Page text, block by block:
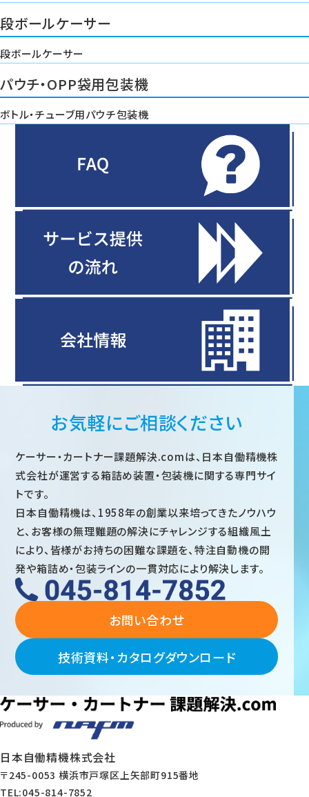
段ボールケーサー
段ボールケーサー
パウチ・OPP袋用包装機
ボトル・チューブ用パウチ包装機
お気軽にご相談ください
ケーサー・カートナー課題解決.comは、日本自働精機株
式会社が運営する箱詰め装置・包装機に関する専門サイ
トです。
日本自働精機は、1958年の創業以来培ってきたノウハウ
と、お客様の無理難題の解決にチャレンジする組織風土
により、皆様がお持ちの困難な課題を、特注自動機の開
発や箱詰め・包装ラインの一貫対応により解決します。
お問い合わせ
技術資料・カタログダウンロード
日本自働精機株式会社
〒245-0053 横浜市戸塚区上矢部町915番地
TEL:045-814-7852